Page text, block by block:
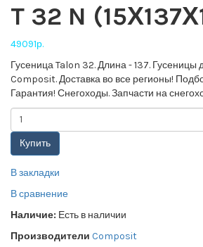
T 32 N
49091р.
Гусеница Talon 32. Длина - 137. Гусеницы
Composit. Доставка во все регионы!
Гарантия! Снегоходы. Запчасти на
Купить
В закладки
В сравнение
Наличие: Есть в наличии
Производители Composit